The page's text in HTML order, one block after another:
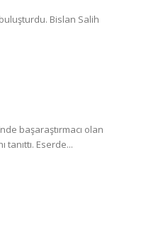
Bislan Salih
başaraştırmacı olan
tanıttı. Eserde...